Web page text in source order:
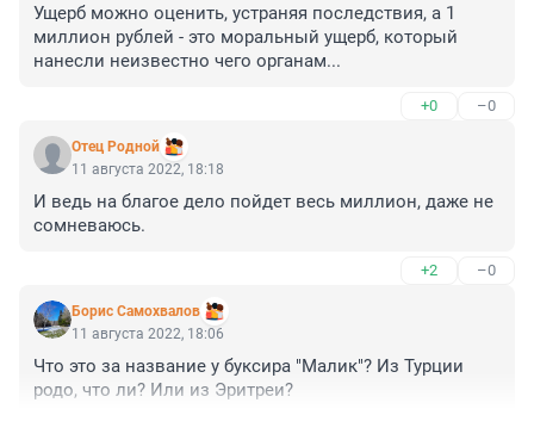
Ущерб можно оценить, устраняя последствия, а 1
миллион рублей - это моральный ущерб, который
нанесли неизвестно чего органам...
+0 –0
Отец Родной
11 августа 2022, 18:18
И ведь на благое дело пойдет весь миллион, даже не
сомневаюсь.
+2 –0
Борис Самохвалов
11 августа 2022, 18:06
Что это за название у буксира "Малик"? Из Турции
родо, что ли? Или из Эритреи?